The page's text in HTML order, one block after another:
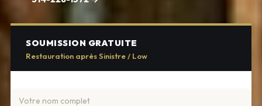
SOUMISSION GRATUITE
Restauration après Sinistre / Low